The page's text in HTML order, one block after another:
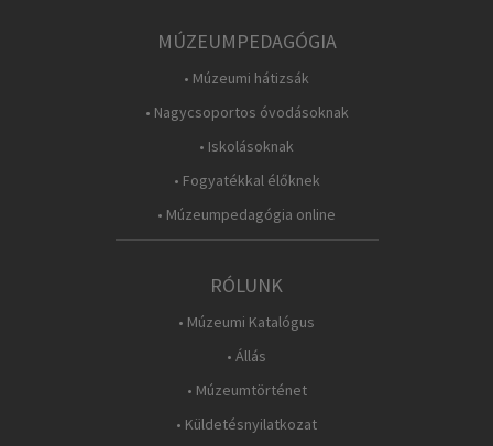
MÚZEUMPEDAGÓGIA
• Múzeumi hátizsák
• Nagycsoportos óvodásoknak
• Iskolásoknak
• Fogyatékkal élőknek
• Múzeumpedagógia online
RÓLUNK
• Múzeumi Katalógus
• Állás
• Múzeumtörténet
• Küldetésnyilatkozat